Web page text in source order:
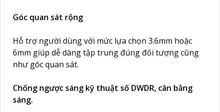
Góc quan sát rộng
Hỗ trợ người dùng với mức lựa chọn 3.6mm hoặc
6mm giúp dễ dàng tập trung đúng đối tượng cũng
như góc quan sát.
Chống ngược sáng kỹ thuật số DWDR, cân bằng
sáng.